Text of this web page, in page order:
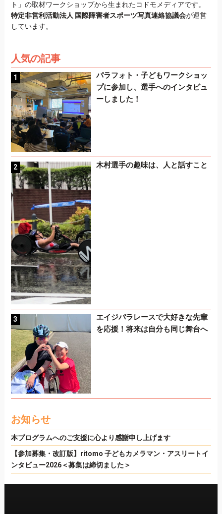
ト」の取材ワークショップから生まれたコドモメディアです。
特定非営利活動法人 国際障害者スポーツ写真連絡協議会が運営
しています。
人気の記事
パラフォト・子どもワークショッ
プに参加し、選手へのインタビュ
ーしました！
木村選手の趣味は、人と話すこと
エイジパラレースで大好きな先輩
を応援！将来は自分も同じ舞台へ
お知らせ
本プログラムへのご支援に心より感謝申し上げます
【参加募集・改訂版】ritomo 子どもカメラマン・アスリートイ
ンタビュー2026＜募集は締切ました＞